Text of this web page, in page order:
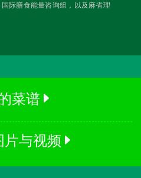
际膳食能量咨询组，以及麻省理
菜谱
片与视频